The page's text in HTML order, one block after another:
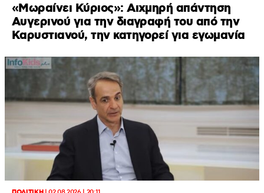
«Μωραίνει Κύριος»: Αιχμηρή απάντηση
Αυγερινού για την διαγραφή του από την
Καρυστιανού, την κατηγορεί για εγωμανία